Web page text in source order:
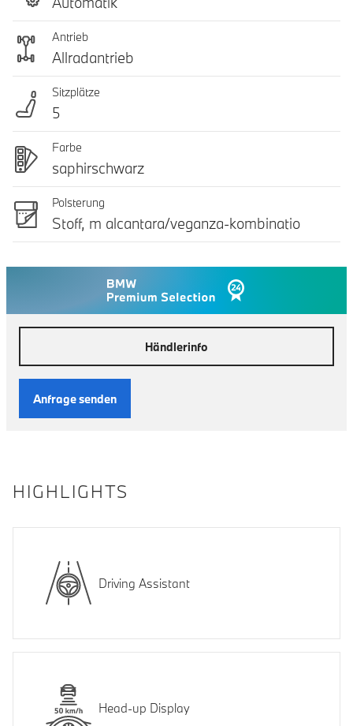
Antrieb
Allradantrieb
Sitzplätze
5
Farbe
saphirschwarz
Polsterung
Stoff, m alcantara/veganza-kombinatio
Händlerinfo
Anfrage senden
HIGHLIGHTS
Driving Assistant
Head-up Display